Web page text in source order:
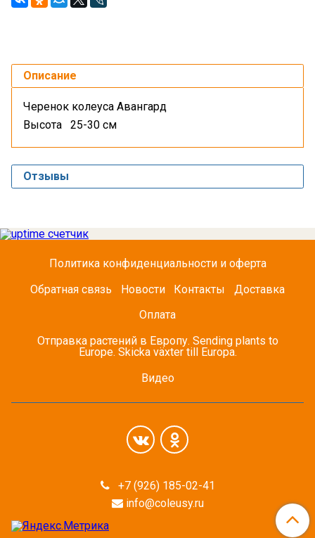
Описание
Черенок колеуса Авангард
Высота 25-30 см
Отзывы
Политика конфиденциальности и оферта
Обратная связь
Новости Контакты
Доставка
Оплата
Отправка растений в Европу. Sending plants to
Europe. Skicka växter till Europa.
Видео
+7 (926) 185-02-41
info@coleusy.ru